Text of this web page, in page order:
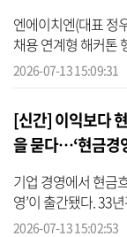
엔에이치엔(대표 정
채용 연계형 해커톤
자 모집을 시작했다
2026-07-13 15:09:31
[신간] 이익보다
을 묻다…‘현금경
기업 경영에서 현금
영’이 출간됐다. 33
책임자(CFO)와 최고
2026-07-13 15:02:53